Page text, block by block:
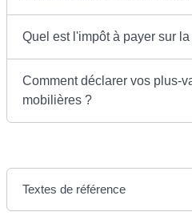
Quel est l'impôt à payer sur
Comment déclarer vos plus-
mobilières ?
Textes de référence